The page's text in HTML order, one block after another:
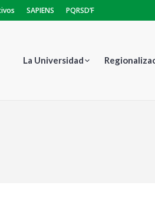
SAPIENS PQRSD’F
La Universidad